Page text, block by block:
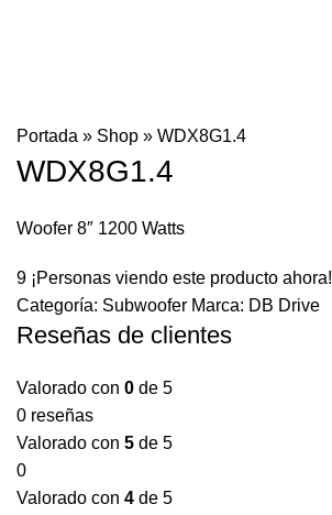
Portada » Shop » WDX8G1.4
WDX8G1.4
Woofer 8″ 1200 Watts
9 ¡Personas viendo este producto ahora!
Categoría: Subwoofer Marca: DB Drive
Reseñas de clientes
Valorado con 0 de 5
0 reseñas
Valorado con 5 de 5
0
Valorado con 4 de 5